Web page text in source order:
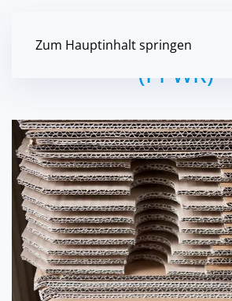
Zum Hauptinhalt springen
EU
(PPWR)